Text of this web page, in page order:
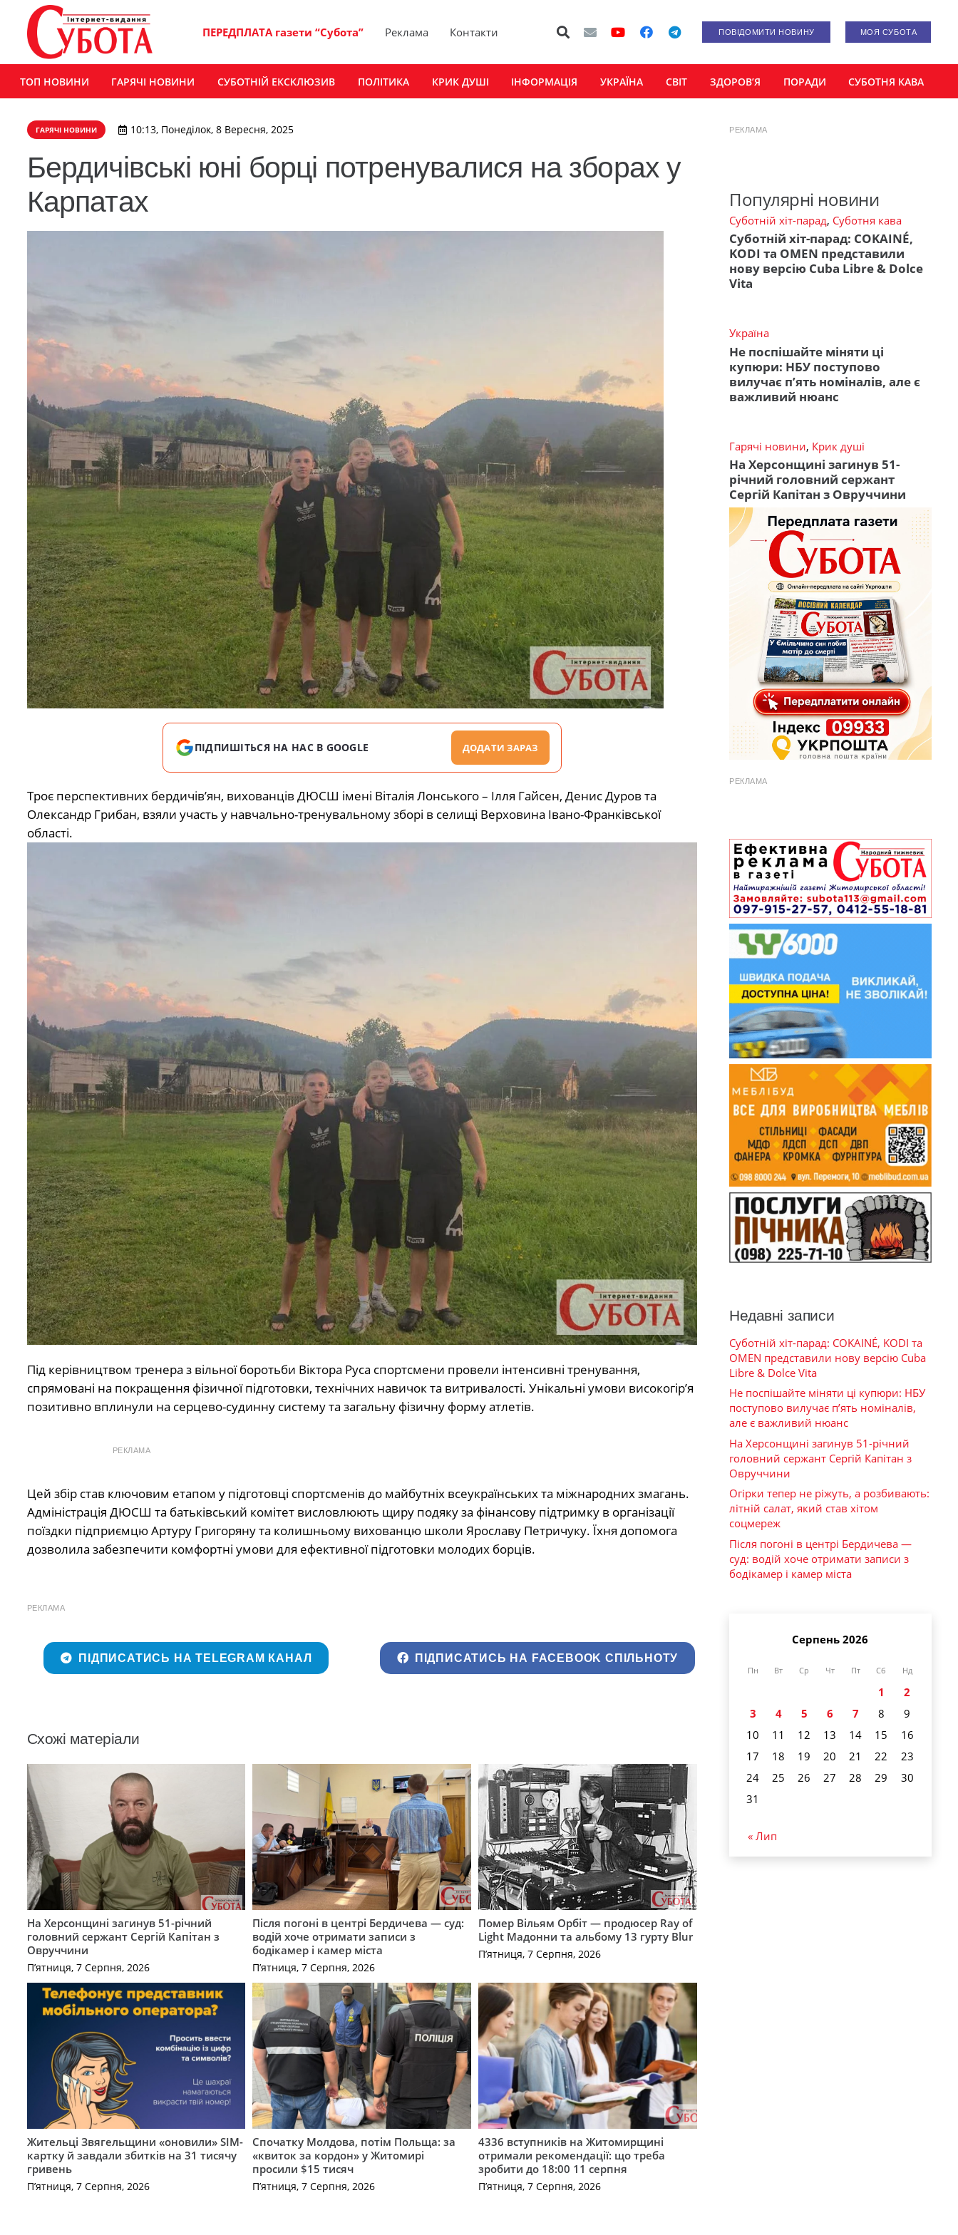
ПЕРЕДПЛАТА газети “Субота” Реклама Контакти ПОВІДОМИТИ НОВИНУ МОЯ СУБОТА
ТОП НОВИНИ ГАРЯЧІ НОВИНИ СУБОТНІЙ ЕКСКЛЮЗИВ ПОЛІТИКА КРИК ДУШІ ІНФОРМАЦІЯ УКРАЇНА СВІТ ЗДОРОВ’Я ПОРАДИ СУБОТНЯ КАВА
ГАРЯЧІ НОВИНИ 10:13, Понеділок, 8 Вересня, 2025
Бердичівські юні борці потренувалися на зборах у
Карпатах
ПІДПИШІТЬСЯ НА НАС В GOOGLE ДОДАТИ ЗАРАЗ
Троє перспективних бердичів’ян, вихованців ДЮСШ імені Віталія Лонського – Ілля Гайсен, Денис Дуров та
Олександр Грибан, взяли участь у навчально-тренувальному зборі в селищі Верховина Івано-Франківської
області.
Під керівництвом тренера з вільної боротьби Віктора Руса спортсмени провели інтенсивні тренування,
спрямовані на покращення фізичної підготовки, технічних навичок та витривалості. Унікальні умови високогір’я
позитивно вплинули на серцево-судинну систему та загальну фізичну форму атлетів.
РЕКЛАМА
Цей збір став ключовим етапом у підготовці спортсменів до майбутніх всеукраїнських та міжнародних змагань.
Адміністрація ДЮСШ та батьківський комітет висловлюють щиру подяку за фінансову підтримку в організації
поїздки підприємцю Артуру Григоряну та колишньому вихованцю школи Ярославу Петричуку. Їхня допомога
дозволила забезпечити комфортні умови для ефективної підготовки молодих борців.
РЕКЛАМА
ПІДПИСАТИСЬ НА TELEGRAM КАНАЛ ПІДПИСАТИСЬ НА FACEBOOK СПІЛЬНОТУ
Схожі матеріали
На Херсонщині загинув 51-річний
головний сержант Сергій Капітан з
Овруччини
П’ятниця, 7 Серпня, 2026
Після погоні в центрі Бердичева — суд:
водій хоче отримати записи з
бодікамер і камер міста
П’ятниця, 7 Серпня, 2026
Помер Вільям Орбіт — продюсер Ray of
Light Мадонни та альбому 13 гурту Blur
П’ятниця, 7 Серпня, 2026
Жительці Звягельщини «оновили» SIM-
картку й завдали збитків на 31 тисячу
гривень
П’ятниця, 7 Серпня, 2026
Спочатку Молдова, потім Польща: за
«квиток за кордон» у Житомирі
просили $15 тисяч
П’ятниця, 7 Серпня, 2026
4336 вступників на Житомирщині
отримали рекомендації: що треба
зробити до 18:00 11 серпня
П’ятниця, 7 Серпня, 2026
РЕКЛАМА
Популярні новини
Суботній хіт-парад, Суботня кава
Суботній хіт-парад: COKAINÉ,
KODI та OMEN представили
нову версію Cuba Libre & Dolce
Vita
Україна
Не поспішайте міняти ці
купюри: НБУ поступово
вилучає п’ять номіналів, але є
важливий нюанс
Гарячі новини, Крик душі
На Херсонщині загинув 51-
річний головний сержант
Сергій Капітан з Овруччини
РЕКЛАМА
Недавні записи
Суботній хіт-парад: COKAINÉ, KODI та
OMEN представили нову версію Cuba
Libre & Dolce Vita
Не поспішайте міняти ці купюри: НБУ
поступово вилучає п’ять номіналів,
але є важливий нюанс
На Херсонщині загинув 51-річний
головний сержант Сергій Капітан з
Овруччини
Огірки тепер не ріжуть, а розбивають:
літній салат, який став хітом
соцмереж
Після погоні в центрі Бердичева —
суд: водій хоче отримати записи з
бодікамер і камер міста
Серпень 2026
Пн Вт Ср Чт Пт Сб Нд
1
2
3
4 5 6 7 8
9
10
11 12 13 14 15
16
17
18 19 20 21 22
23
24
25 26 27 28 29
30
31
« Лип